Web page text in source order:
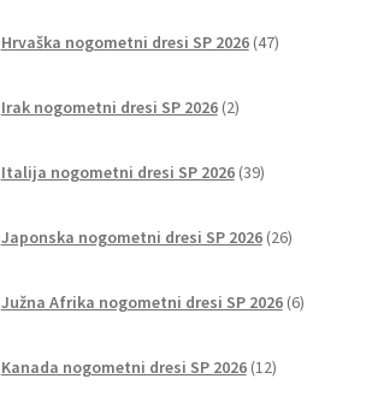
Hrvaška nogometni dresi SP 2026 47izdelkov
Irak nogometni dresi SP 2026 2izdelka
Italija nogometni dresi SP 2026 39izdelkov
Japonska nogometni dresi SP 2026 26izdelkov
Južna Afrika nogometni dresi SP 2026 6izdelkov
Kanada nogometni dresi SP 2026 12izdelkov